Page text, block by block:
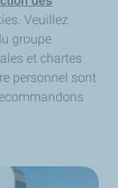
. Veuillez
groupe
et chartes
personnel sont